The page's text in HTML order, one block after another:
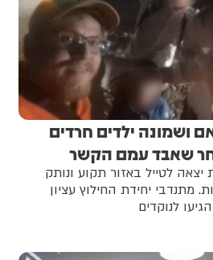
ושמונה ילדים חרדים
שאבד עמם הקשר
לטייל באזור תקוע ונותק
יחידת החילוץ עציון
לנוקדים